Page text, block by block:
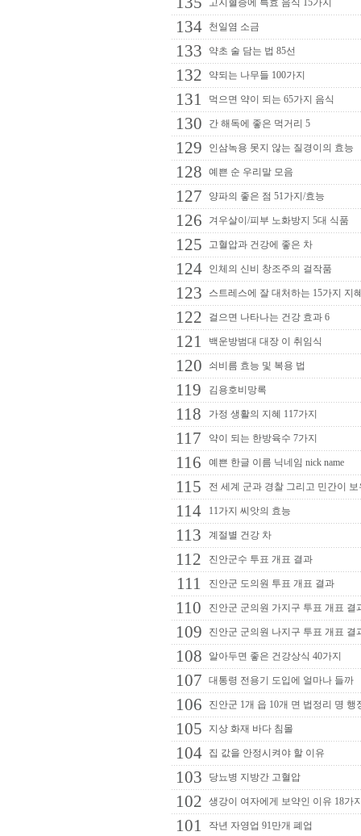
고지혈증에 특효 음식 15가지
134 천일염 소금
133 약초 술 담는 법 85선
132 약되는 나무들 100가지
131 먹으면 약이 되는 65가지 음식
130 간 해독에 좋은 먹거리 5
129 인삼녹용 못지 않는 질경이의 효능
128 예쁜 순 우리말 모음
127 양파의 좋은 점 51가지/효능
126 겨우살이/피부 노화방지 5대 식품
125 고혈압과 건강에 좋은 차
124 인체의 신비 창조주의 걸작품
123 스트레스에 잘 대처하는 15가지 지
122 걸으면 나타나는 건강 효과 6
121 백운방범대 대장 이 취임식
120 쇠비름 효능 및 복용 법
119 김용호비망록
118 가정 생활의 지혜 117가지
117 약이 되는 한방육수 7가지
116 예쁜 한글 이름 닉네임 nick name
115 전 세계 군과 경찰 그리고 민간이
114 11가지 씨앗의 효능
113 계절별 건강 차
112 진안군수 투표 개표 결과
111 진안군 도의원 투표 개표 결과
110 진안군 군의원 가지구 투표 개표 결
109 진안군 군의원 나지구 투표 개표 결
108 알아두면 좋은 건강상식 40가지
107 대통령 전용기 도입에 얼마나 들까
106 진안군 1개 읍 10개 면 법정리 명 행
105 지상 화재 바다 침몰
104 집 값을 안정시켜야 할 이유
103 당뇨병 지방간 고혈압
102 생강이 여자에게 보약인 이유 18가
101 작년 자영업 91만개 폐업